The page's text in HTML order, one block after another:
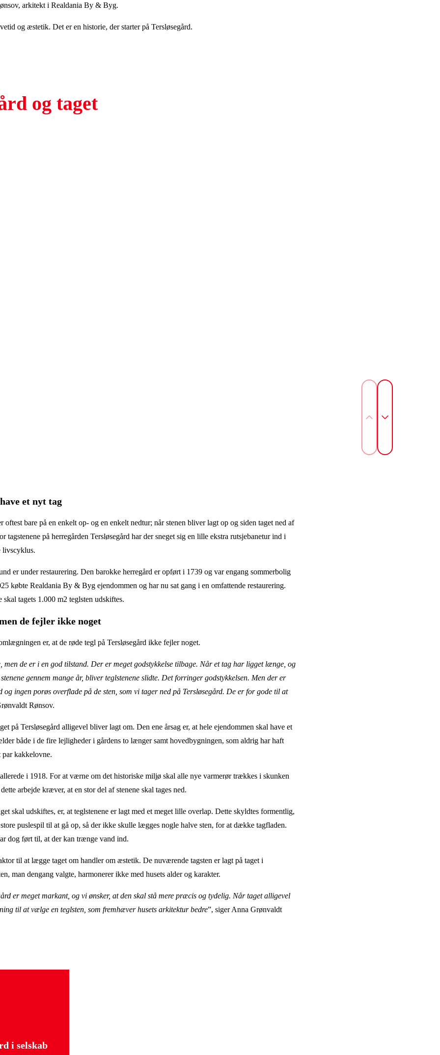
arkitekt i Realdania By & Byg.
og æstetik. Det er en historie, der starter på Tersløsegård.
og taget
et nyt tag
oftest bare på en enkelt op- og en enkelt nedtur; når stenen bliver lagt op og siden taget ned af
tagstenene på herregården Tersløsegård har der sneget sig en lille ekstra rutsjebanetur ind i
livscyklus.
er under restaurering. Den barokke herregård er opført i 1739 og var engang sommerbolig
købte Realdania By & Byg ejendommen og har nu sat gang i en omfattende restaurering.
skal tagets 1.000 m2 teglsten udskiftes.
de fejler ikke noget
er, at de røde tegl på Tersløsegård ikke fejler noget.
men de er i en god tilstand. Der er meget godstykkelse tilbage. Når et tag har ligget længe, og
gennem mange år, bliver teglstenene slidte. Det forringer godstykkelsen. Men der er
og ingen porøs overflade på de sten, som vi tager ned på Tersløsegård. De er for gode til at
Rønsov.
på Tersløsegård alligevel bliver lagt om. Den ene årsag er, at hele ejendommen skal have et
både i de fire lejligheder i gårdens to længer samt hovedbygningen, som aldrig har haft
par kakkelovne.
i 1918. For at værne om det historiske miljø skal alle nye varmerør trækkes i skunken
arbejde kræver, at en stor del af stenene skal tages ned.
skal udskiftes, er, at teglstenene er lagt med et meget lille overlap. Dette skyldtes formentlig,
puslespil til at gå op, så der ikke skulle lægges nogle halve sten, for at dække tagfladen.
dog ført til, at der kan trænge vand ind.
til at lægge taget om handler om æstetik. De nuværende tagsten er lagt på taget i
man dengang valgte, harmonerer ikke med husets alder og karakter.
er meget markant, og vi ønsker, at den skal stå mere præcis og tydelig. Når taget alligevel
til at vælge en teglsten, som fremhæver husets arkitektur bedre”, siger Anna Grønvaldt
i selskab